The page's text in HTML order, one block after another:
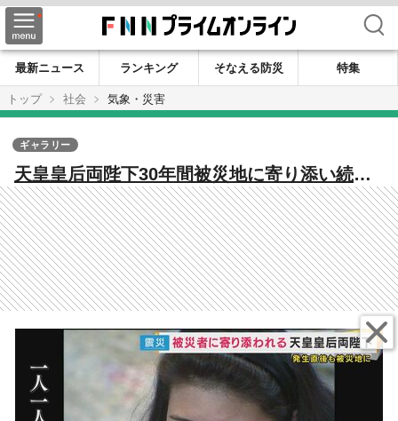
検索
最新ニュース ランキング そなえる防災
特集
トップ
社会 気象・災害
天皇皇后両陛下30年間被災地に寄り添い続け
る 避難所では子供が差し出したノートに
「がんばってください」陛下手書きのメッセ
ージ
ギャラリー